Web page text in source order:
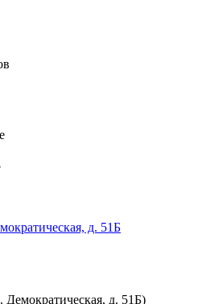
д. 51Б
Демократическая, д. 51Б)